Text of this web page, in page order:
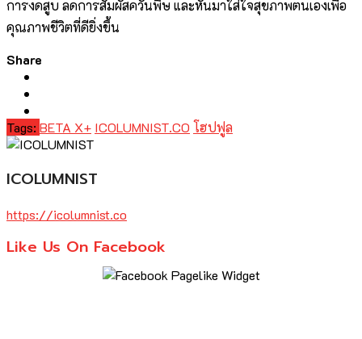
การงดสูบ ลดการสัมผัสควันพิษ และหันมาใส่ใจสุขภาพตนเองเพื่อ
คุณภาพชีวิตที่ดียิ่งขึ้น
Share
Tags: BETA X+ ICOLUMNIST.CO โฮปฟูล
ICOLUMNIST
https://icolumnist.co
Like Us On Facebook